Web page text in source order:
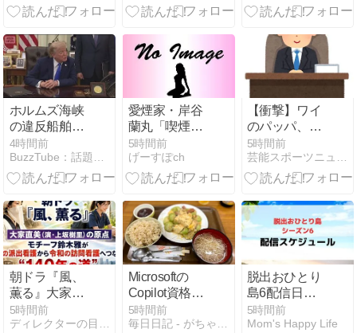
世界で話題
サプンライズ
ホルムズ海峡
の違反船舶に
罰金科す イラ
ンとオマーン
間の合意案
日)
4時間前
愛煙家・岸谷
蘭丸「喫煙者
の権利がマジ
で侵害されて
る」と私見
を我々が払っ
てるんだと」
5時間前
げーすぽch
【衝撃】ワイ
のパッパ、会
社でナンバー
ツーになった
結果ｗｗｗｗ
5時間前
朝ドラ『風、
薫る』大家直
美（演・上坂
樹里）の原点
5時間前
Microsoftの
Copilot資格
AB-730の学習
に取り組む
5時間前
脱出おひとり
島6配信日い
つから何曜日
の時間何時か
5時間前
Mom's Happy Life